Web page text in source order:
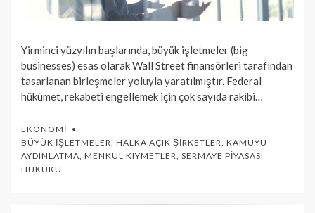
Yirminci yüzyılın başlarında, büyük işletmeler (big
businesses) esas olarak Wall Street finansörleri tarafından
tasarlanan birleşmeler yoluyla yaratılmıştır. Federal
hükümet, rekabeti engellemek için çok sayıda rakibi…
EKONOMI
BÜYÜK İŞLETMELER, HALKA AÇIK ŞIRKETLER, KAMUYU
AYDINLATMA, MENKUL KIYMETLER, SERMAYE PIYASASI
HUKUKU